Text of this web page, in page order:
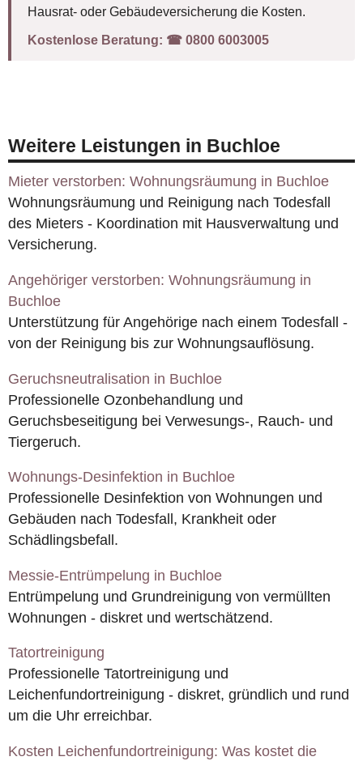
Hausrat- oder Gebäudeversicherung die Kosten.
Kostenlose Beratung: ☎︎ 0800 6003005
Weitere Leistungen in Buchloe
Mieter verstorben: Wohnungsräumung in Buchloe
Wohnungsräumung und Reinigung nach Todesfall
des Mieters - Koordination mit Hausverwaltung und
Versicherung.
Angehöriger verstorben: Wohnungsräumung in
Buchloe
Unterstützung für Angehörige nach einem Todesfall -
von der Reinigung bis zur Wohnungsauflösung.
Geruchsneutralisation in Buchloe
Professionelle Ozonbehandlung und
Geruchsbeseitigung bei Verwesungs-, Rauch- und
Tiergeruch.
Wohnungs-Desinfektion in Buchloe
Professionelle Desinfektion von Wohnungen und
Gebäuden nach Todesfall, Krankheit oder
Schädlingsbefall.
Messie-Entrümpelung in Buchloe
Entrümpelung und Grundreinigung von vermüllten
Wohnungen - diskret und wertschätzend.
Tatortreinigung
Professionelle Tatortreinigung und
Leichenfundortreinigung - diskret, gründlich und rund
um die Uhr erreichbar.
Kosten Leichenfundortreinigung: Was kostet die